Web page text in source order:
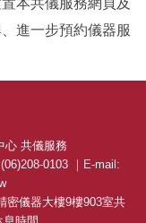
本共儀服務網頁及
進一步預約儀器服
心 共儀服務
0103 ｜E-mail:
密儀器大樓9樓903室共